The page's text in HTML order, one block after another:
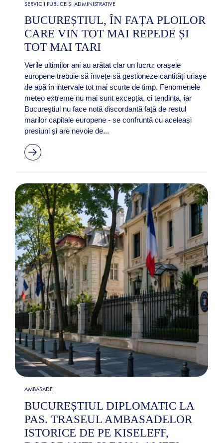
SERVICII PUBLICE ȘI ADMINISTRATIVE
BUCUREȘTIUL, ÎN FAȚA PLOILOR
CARE VIN TOT MAI REPEDE ȘI
TOT MAI TARI
Verile ultimilor ani au arătat clar un lucru: orașele
europene trebuie să învețe să gestioneze cantități uriașe
de apă în intervale tot mai scurte de timp. Fenomenele
meteo extreme nu mai sunt excepția, ci tendința, iar
Bucureștiul nu face notă discordantă față de restul
marilor capitale europene - se confruntă cu aceleași
presiuni și are nevoie de...
AMBASADE
BUCUREȘTIUL DIPLOMATIC LA
PAS. TRASEUL AMBASADELOR
ISTORICE DE PE KISELEFF,